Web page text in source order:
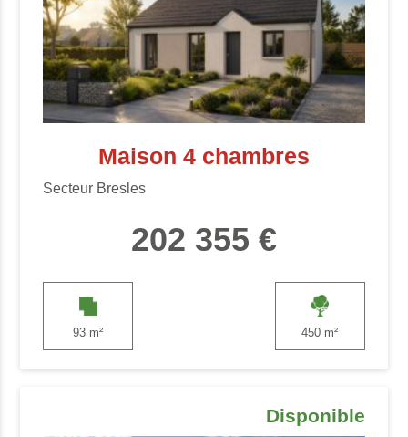
Maison 4 chambres
Secteur Bresles
202 355 €
93 m² 450 m²
Disponible